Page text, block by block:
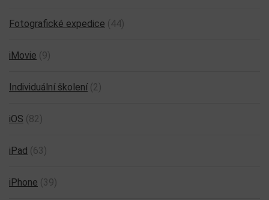
Fotografické expedice (44)
iMovie (9)
Individuální školení (2)
iOS (82)
iPad (63)
iPhone (39)